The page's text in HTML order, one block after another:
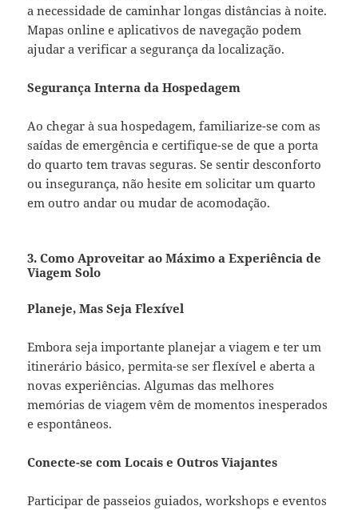
a necessidade de caminhar longas distâncias à noite.
Mapas online e aplicativos de navegação podem
ajudar a verificar a segurança da localização.
Segurança Interna da Hospedagem
Ao chegar à sua hospedagem, familiarize-se com as
saídas de emergência e certifique-se de que a porta
do quarto tem travas seguras. Se sentir desconforto
ou insegurança, não hesite em solicitar um quarto
em outro andar ou mudar de acomodação.
3. Como Aproveitar ao Máximo a Experiência de
Viagem Solo
Planeje, Mas Seja Flexível
Embora seja importante planejar a viagem e ter um
itinerário básico, permita-se ser flexível e aberta a
novas experiências. Algumas das melhores
memórias de viagem vêm de momentos inesperados
e espontâneos.
Conecte-se com Locais e Outros Viajantes
Participar de passeios guiados, workshops e eventos